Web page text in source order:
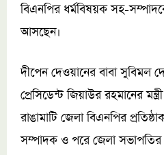
বিএনপির ধর্মবিষয়ক সহ-
আসছেন।
দীপেন দেওয়ানের বাবা সুবিমল
প্রেসিডেন্ট জিয়াউর রহমানের
রাঙামাটি জেলা বিএনপির
সম্পাদক ও পরে জেলা সভাপতির